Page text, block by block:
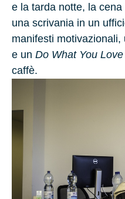
e la tarda notte, la
una scrivania in un
manifesti
e un Do What You Love
caffè.